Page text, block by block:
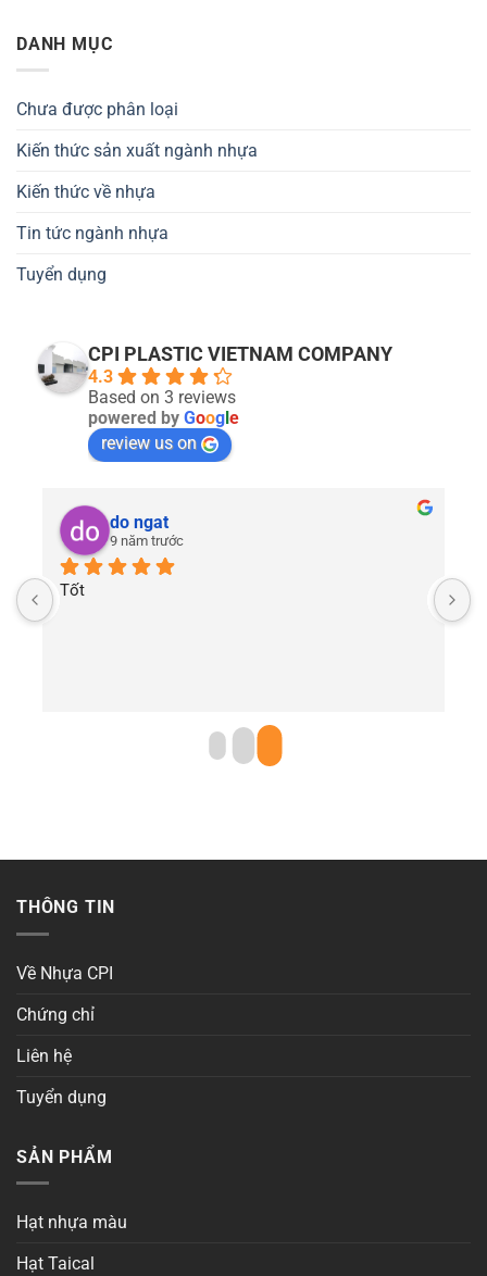
DANH MỤC
Chưa được phân loại
Kiến thức sản xuất ngành nhựa
Kiến thức về nhựa
Tin tức ngành nhựa
Tuyển dụng
CPI PLASTIC VIETNAM COMPANY
4.3
Based on 3 reviews
powered by Goog e
review us on
do ngat
9 năm trước
Tốt
THÔNG TIN
Về Nhựa CPI
Chứng chỉ
Liên hệ
Tuyển dụng
SẢN PHẨM
Hạt nhựa màu
Hạt Taical